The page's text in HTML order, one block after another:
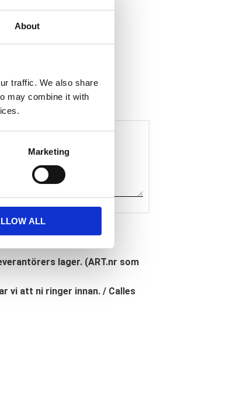
About
traffic. We also share
may combine it with
Marketing
ALL
dig
lager. (ART.nr som
vi att ni ringer innan. / Calles